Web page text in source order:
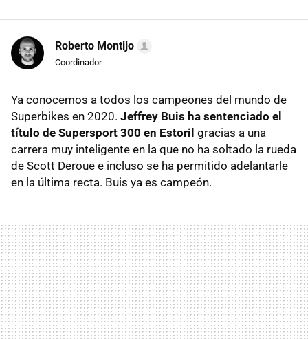
Roberto Montijo
Coordinador
Ya conocemos a todos los campeones del mundo de
Superbikes en 2020. Jeffrey Buis ha sentenciado el
título de Supersport 300 en Estoril gracias a una
carrera muy inteligente en la que no ha soltado la rueda
de Scott Deroue e incluso se ha permitido adelantarle
en la última recta. Buis ya es campeón.